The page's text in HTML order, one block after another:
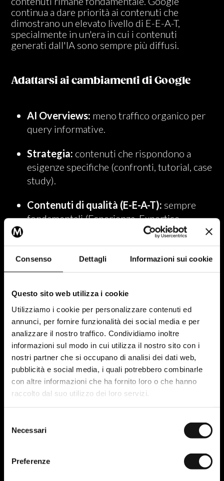
Consenso Dettagli Informazioni sui cookie
Questo sito web utilizza i cookie
Utilizziamo i cookie per personalizzare contenuti ed
annunci, per fornire funzionalità dei social media e per
analizzare il nostro traffico. Condividiamo inoltre
informazioni sul modo in cui utilizza il nostro sito con i
nostri partner che si occupano di analisi dei dati web,
pubblicità e social media, i quali potrebbero combinarle
con altre informazioni che ha fornito loro o che hanno
raccolto dal suo utilizzo dei loro servizi.
delNecessari
Preferenze
continua a dare priorità ai contenuti che
dimostrano un elevato livello di E-E-A-T,
specialmente in un'era in cui i contenuti
generati dall'IA sono sempre più diffusi.
Adattarsi ai cambiamenti di Google
AI Overviews: meno traffico organico per
query informative.
Strategia: contenuti che rispondono a
esigenze specifiche (confronti, tutorial, case
study).
Contenuti di qualità (E-E-A-T): sempre
fondamentali (Esperienza, Expertise,
Autorevolezza, Affidabilità).
Per una tabella di confronto dettagliata tra
SEO tradizionale e SEO 2025, e per
approfondire le strategie SEO, scarica la
Clicca qui per scaricare la guida
Social media B2B nel 2025: costruire
community autentiche
Nel 2025, gli algoritmi dei social media B2B
premieranno l'autenticità e la costruzione di
comunità, spingendo i brand a focalizzarsi su
interazioni significative, conversazioni e
LinkedIn emerge come piattaforma chiave